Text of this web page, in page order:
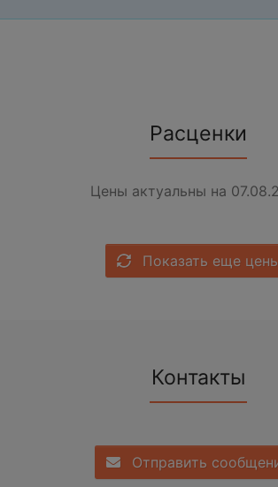
Расценки
Цены актуальны на
Показать еще
Контакты
Отправить